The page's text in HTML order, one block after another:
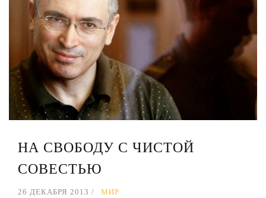
НА СВОБОДУ С ЧИСТОЙ
СОВЕСТЬЮ
26 ДЕКАБРЯ 2013 МИР